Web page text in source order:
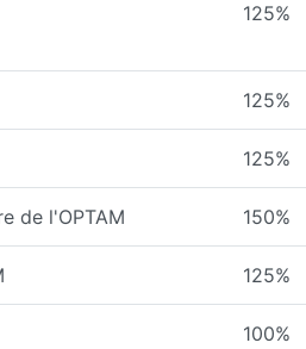
125%
125%
125%
de l'OPTAM 150%
125%
100%